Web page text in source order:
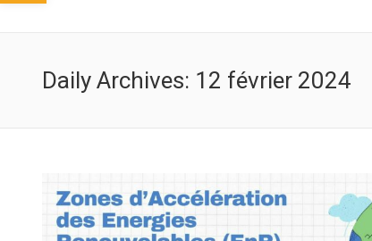
Daily Archives: 12 février 2024